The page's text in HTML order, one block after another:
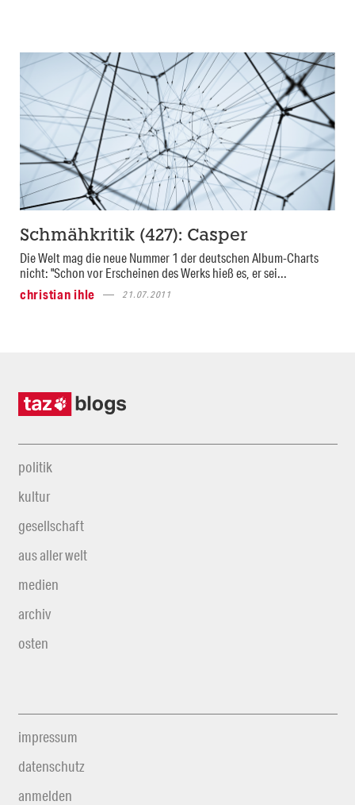
Schmähkritik (427): Casper
Die Welt mag die neue Nummer 1 der deutschen Album-Charts
nicht: "Schon vor Erscheinen des Werks hieß es, er sei...
christian ihle
21.07.2011
politik
kultur
gesellschaft
aus aller welt
medien
archiv
osten
impressum
datenschutz
anmelden